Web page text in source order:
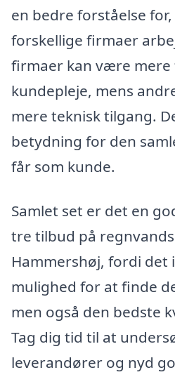
en bedre forståelse
forskellige firmaer
firmaer kan være mere
kundepleje, mens
mere teknisk tilgang.
betydning for den
får som kunde.
Samlet set er det en
tre tilbud på
Hammershøj, fordi det
mulighed for at finde
men også den bedste
Tag dig tid til at
leverandører og nyd